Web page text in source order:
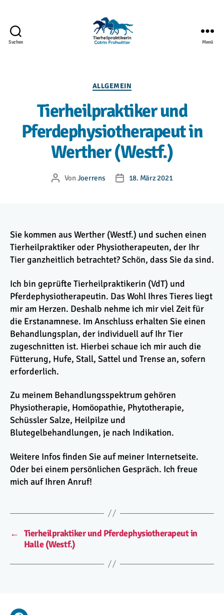
Suchen
Catrin
Menü
Kategorien
ALLGEMEIN
Tierheilpraktiker und
Pferdephysiotherapeut in
Werther (Westf.)
Beitragsautor
VonJoerrens Beitragsdatum
18. März 2021
Sie kommen aus Werther (Westf.) und suchen einen
Tierheilpraktiker oder Physiotherapeuten, der Ihr
Tier ganzheitlich betrachtet? Schön, dass Sie da sind.
Ich bin geprüfte Tierheilpraktikerin (VdT) und
Pferdephysiotherapeutin. Das Wohl Ihres Tieres liegt
mir am Herzen. Deshalb nehme ich mir viel Zeit für
die Erstanamnese. Im Anschluss erhalten Sie einen
Behandlungsplan, der individuell auf Ihr Tier
zugeschnitten ist. Hierbei schaue ich mir auch die
Fütterung, Hufe, Stall, Sattel und Trense an, sofern
erforderlich.
Zu meinem Behandlungsspektrum gehören
Physiotherapie, Homöopathie, Phytotherapie,
Schüssler Salze, Heilpilze und
Blutegelbehandlungen, je nach Indikation.
Weitere Infos finden Sie auf meiner Internetseite.
Oder bei einem persönlichen Gespräch. Ich freue
mich auf Ihren Anruf!
← Tierheilpraktiker und Pferdephysiotherapeut in
Halle (Westf.)